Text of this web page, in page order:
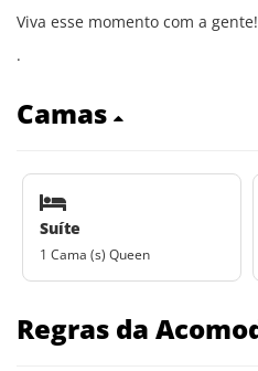
Viva esse momento com a gente!
.
Camas
Suíte
1 Cama (s) Queen
Regras da